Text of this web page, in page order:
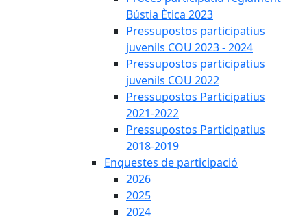
Bústia Ètica 2023
Pressupostos participatius
juvenils COU 2023 - 2024
Pressupostos participatius
juvenils COU 2022
Pressupostos Participatius
2021-2022
Pressupostos Participatius
2018-2019
Enquestes de participació
2026
2025
2024